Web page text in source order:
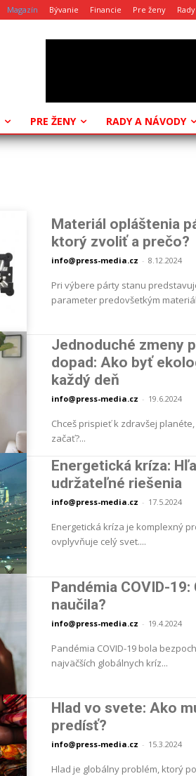
Magazín Bývanie Financie Pre ženy
PRE ŽENY RADY A NÁVODY
Materiál opláštenia
ktorý zvoliť a prečo?
info@press-media.cz - 8.12.2024
Pri výbere párty stanu
parameter predovšetkým
Jednoduché zmeny
dopad: Ako byť
každý deň
info@press-media.cz - 19.6.2024
Chceš prispieť k zdravšej
začať?...
Energetická kríza:
udržateľné riešenia
info@press-media.cz - 17.5.2024
Energetická kríza je komplexný
ovplyvňuje celý svet....
Pandémia COVID-19:
naučila?
info@press-media.cz - 19.4.2024
Pandémia COVID-19 bola
najväčších globálnych kríz...
Hlad vo svete: Ako
predísť?
info@press-media.cz - 15.3.2024
Hlad je globálny problém, ktorý